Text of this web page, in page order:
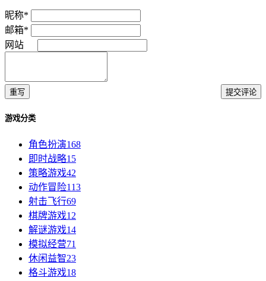
昵称*
邮箱*
网站
重写 提交评论
游戏分类
角色扮演168
即时战略15
策略游戏42
动作冒险113
射击飞行69
棋牌游戏12
解谜游戏14
模拟经营71
休闲益智23
格斗游戏18